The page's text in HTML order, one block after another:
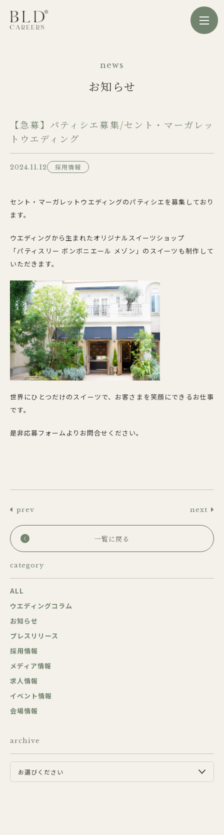
news
お知らせ
category
ALL
ウエディングコラム
お知らせ
プレスリリース
採用情報
メディア情報
求人情報
イベント情報
会場情報
archive
【急募】パティシエ募集/セント・マーガレッ
トウエディング
2024.11.12 採用情報
セント・マーガレットウエディングのパティシエを募集しており
ます。
ウエディングから生まれたオリジナルスイーツショップ
「パティスリー ボンボニエール メゾン」のスイーツも制作して
いただきます。
世界にひとつだけのスイーツで、お客さまを笑顔にできるお仕事
です。
是非応募フォームよりお問合せください。
prev
一覧に戻る
next